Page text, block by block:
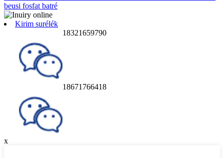
beusi fosfat batré
Kirim surélék
18321659790
18671766418
x